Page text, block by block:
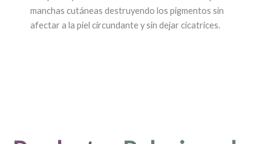
manchas cutáneas destruyendo los pigmentos sin
afectar a la piel circundante y sin dejar cicatrices.